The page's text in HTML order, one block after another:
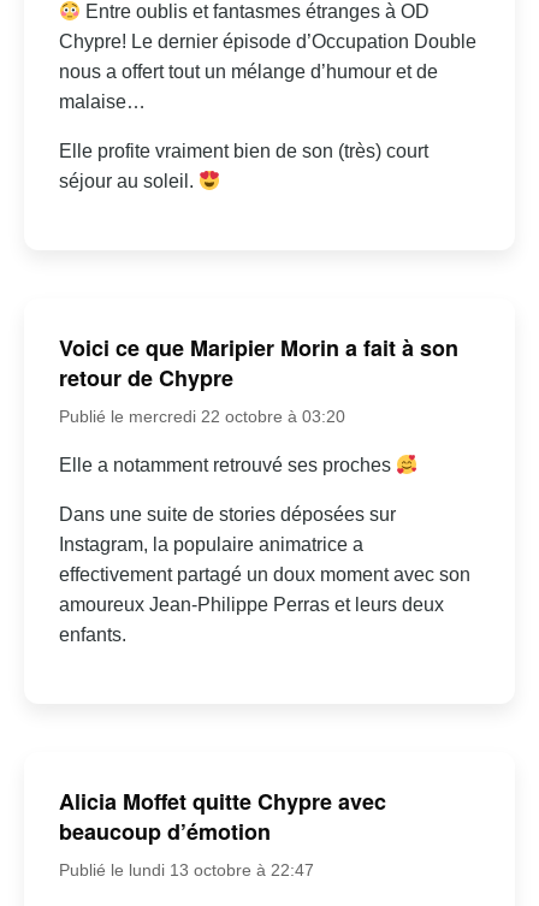
Entre oublis et fantasmes étranges à OD
Chypre! Le dernier épisode d’Occupation Double
nous a offert tout un mélange d’humour et de
malaise…
Elle profite vraiment bien de son (très) court
séjour au soleil.
Voici ce que Maripier Morin a fait à son
retour de Chypre
Publié le mercredi 22 octobre à 03:20
Elle a notamment retrouvé ses proches
Dans une suite de stories déposées sur
Instagram, la populaire animatrice a
effectivement partagé un doux moment avec son
amoureux Jean-Philippe Perras et leurs deux
enfants.
Alicia Moffet quitte Chypre avec
beaucoup d’émotion
Publié le lundi 13 octobre à 22:47